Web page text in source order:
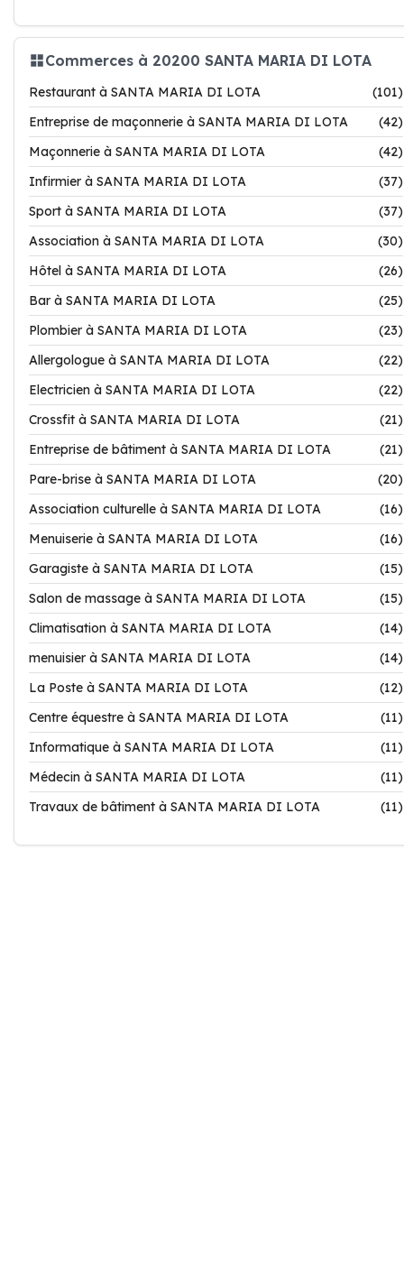
Commerces à 20200 SANTA MARIA DI LOTA
Restaurant à SANTA MARIA DI LOTA
(101)
Entreprise de maçonnerie à SANTA MARIA DI LOTA
(42)
Maçonnerie à SANTA MARIA DI LOTA
(42)
Infirmier à SANTA MARIA DI LOTA
(37)
Sport à SANTA MARIA DI LOTA
(37)
Association à SANTA MARIA DI LOTA
(30)
Hôtel à SANTA MARIA DI LOTA
(26)
Bar à SANTA MARIA DI LOTA
(25)
Plombier à SANTA MARIA DI LOTA
(23)
Allergologue à SANTA MARIA DI LOTA
(22)
Electricien à SANTA MARIA DI LOTA
(22)
Crossfit à SANTA MARIA DI LOTA
(21)
Entreprise de bâtiment à SANTA MARIA DI LOTA
(21)
Pare-brise à SANTA MARIA DI LOTA
(20)
Association culturelle à SANTA MARIA DI LOTA
(16)
Menuiserie à SANTA MARIA DI LOTA
(16)
Garagiste à SANTA MARIA DI LOTA
(15)
Salon de massage à SANTA MARIA DI LOTA
(15)
Climatisation à SANTA MARIA DI LOTA
(14)
menuisier à SANTA MARIA DI LOTA
(14)
La Poste à SANTA MARIA DI LOTA
(12)
Centre équestre à SANTA MARIA DI LOTA
(11)
Informatique à SANTA MARIA DI LOTA
(11)
Médecin à SANTA MARIA DI LOTA
(11)
Travaux de bâtiment à SANTA MARIA DI LOTA
(11)